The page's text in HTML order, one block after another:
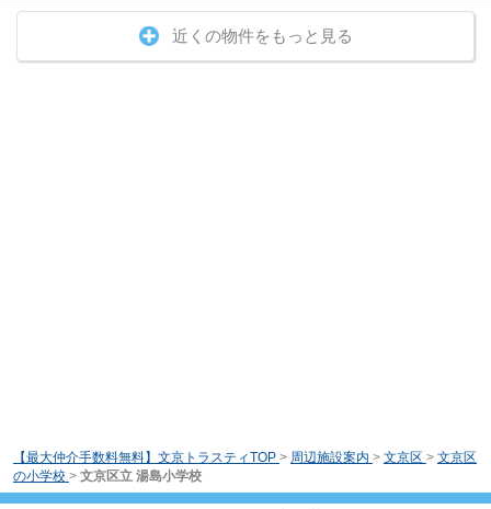
近くの物件をもっと見る
【最大仲介手数料無料】文京トラスティTOP > 周辺施設案内 > 文京区 > 文京区
の小学校 > 文京区立 湯島小学校